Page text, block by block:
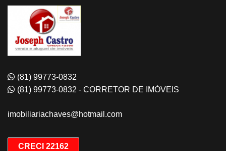
(81) 99773-0832
(81) 99773-0832 - CORRETOR DE IMÓVEIS
imobiliariachaves@hotmail.com
CRECI 22162